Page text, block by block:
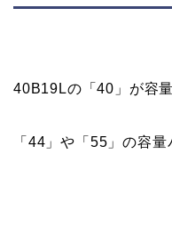
40B19Lの「40」が容
「44」や「55」の容